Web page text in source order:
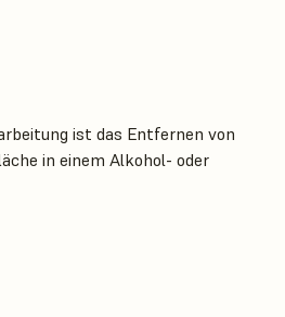
ist das Entfernen von
in einem Alkohol- oder